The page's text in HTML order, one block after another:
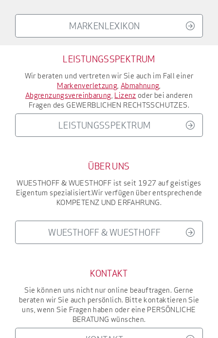
MARKENLEXIKON
LEISTUNGSSPEKTRUM
Wir beraten und vertreten wir Sie auch im Fall einer
Markenverletzung,Abmahnung,
Abgrenzungsvereinbarung, Lizenz oder bei anderen
Fragen des GEWERBLICHEN RECHTSSCHUTZES.
LEISTUNGSSPEKTRUM
ÜBER UNS
WUESTHOFF & WUESTHOFF ist seit 1927 auf geistiges
Eigentum spezialisiert.Wir verfügen über entsprechende
KOMPETENZ UND ERFAHRUNG.
WUESTHOFF & WUESTHOFF
KONTAKT
Sie können uns nicht nur online beauftragen. Gerne
beraten wir Sie auch persönlich. Bitte kontaktieren Sie
uns, wenn Sie Fragen haben oder eine PERSÖNLICHE
BERATUNG wünschen.